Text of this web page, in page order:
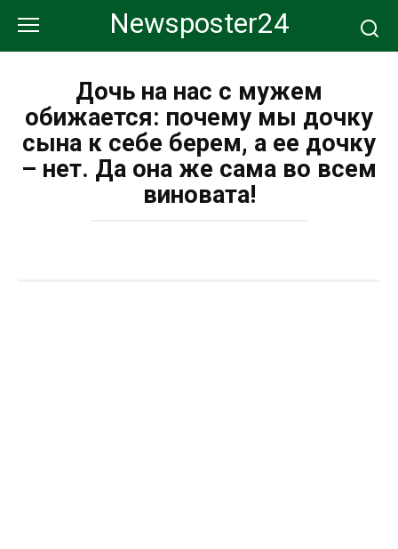
контенту
Newsposter24
Дочь на нас с мужем
обижается: почему мы дочку
сына к себе берем, а ее дочку
– нет. Да она же сама во всем
виновата!